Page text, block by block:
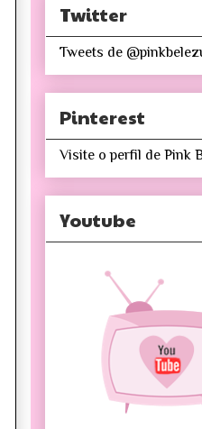
Twitter
Tweets de
Pinterest
Visite o perfil de Pink
Youtube